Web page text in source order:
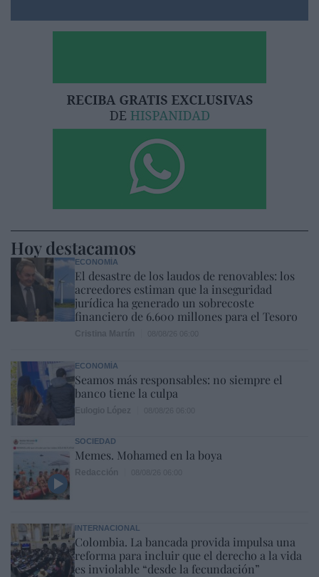
Hoy destacamos
ECONOMÍA
El desastre de los laudos de renovables: los
acreedores estiman que la inseguridad
jurídica ha generado un sobrecoste
financiero de 6.600 millones para el Tesoro
ECONOMÍA
Seamos más responsables: no siempre el
banco tiene la culpa
SOCIEDAD
Memes. Mohamed en la boya
INTERNACIONAL
Colombia. La bancada provida impulsa una
reforma para incluir que el derecho a la vida
es inviolable “desde la fecundación”